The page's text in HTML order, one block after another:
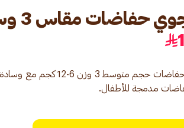
حفاضات مقاس 3 وسط 12قطعة
مدمجة للأطفال.